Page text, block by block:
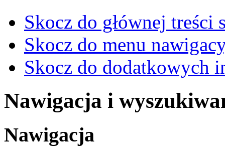
Skocz do głównej treści
Skocz do menu
Skocz do dodatkowych
Nawigacja i
Nawigacja